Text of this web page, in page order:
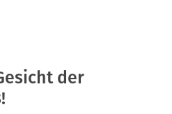
der